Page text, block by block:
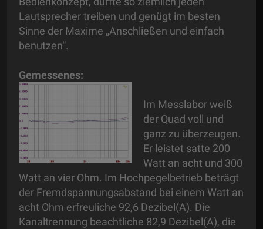
Lautsprecher treiben und genügt im besten
Sinne der Maxime „Anschließen und einfach
benutzen“.
Gemessenes:
Im Messlabor weiß
der Quad voll und
ganz zu überzeugen.
Er leistet satte 200
Watt an acht und 300
Watt an vier Ohm. Im Hochpegelbetrieb beträgt
der Fremdspannungsabstand bei einem Watt an
acht Ohm erfreuliche 92,6 Dezibel(A). Die
Kanaltrennung beachtliche 82,9 Dezibel(A), die